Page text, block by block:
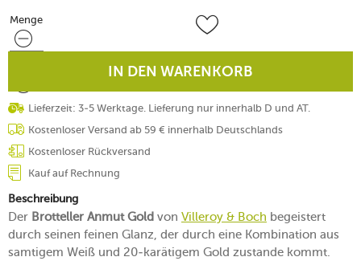
Menge
Menge
IN DEN WARENKORB
Lieferzeit: 3-5 Werktage. Lieferung nur innerhalb D und AT.
Kostenloser Versand ab 59 € innerhalb Deutschlands
Kostenloser Rückversand
Kauf auf Rechnung
Beschreibung
Der Brotteller Anmut Gold von Villeroy & Boch begeistert
durch seinen feinen Glanz, der durch eine Kombination aus
samtigem Weiß und 20-karätigem Gold zustande kommt.